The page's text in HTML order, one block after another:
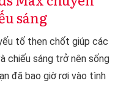
sáng
tố then chốt giúp các
chiếu sáng trở nên sống
đã bao giờ rơi vào tình